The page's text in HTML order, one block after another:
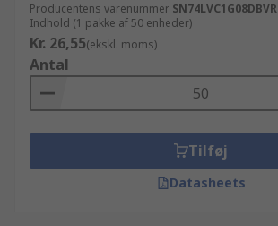
Producentens varenummer SN74LVC1G08DBVR
Indhold (1 pakke af 50 enheder)
Kr. 26,55(ekskl. moms)
Antal
Tilføj
Datasheets